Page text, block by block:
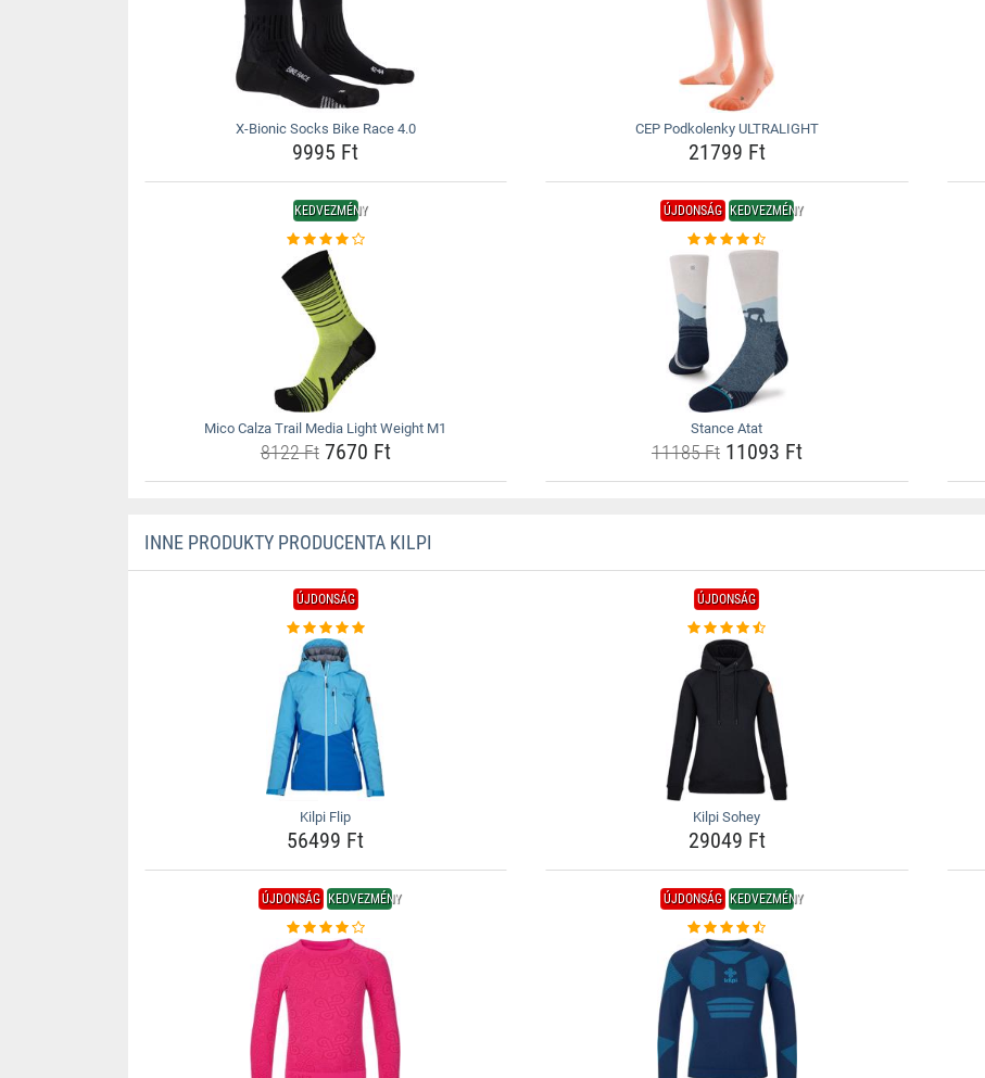
X-Bionic Socks Bike Race 4.0
9995 Ft
CEP Podkolenky ULTRALIGHT
21799 Ft
KEDVEZMÉNY
Mico Calza Trail Media Light Weight M1
8122 Ft7670 Ft
ÚJDONSÁG KEDVEZMÉNY
Stance Atat
11185 Ft11093 Ft
INNE PRODUKTY PRODUCENTA KILPI
ÚJDONSÁG
Kilpi Flip
56499 Ft
ÚJDONSÁG
Kilpi Sohey
29049 Ft
ÚJDONSÁG KEDVEZMÉNY ÚJDONSÁG KEDVEZMÉNY